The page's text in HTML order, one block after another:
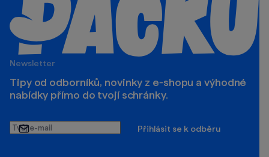
Newsletter
Tipy od odborníků, novinky z e‑shopu a výhodné
nabídky přímo do tvojí schránky.
Tvůj
e-
Přihlásit se k odběru